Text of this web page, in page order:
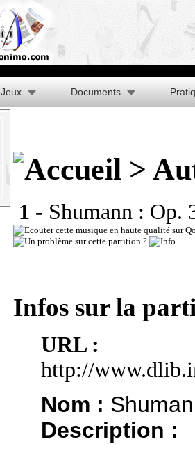
Jeux Documents
>
1 - Shumann : Op.
Infos sur la
URL :
http://
Nom :
Description :